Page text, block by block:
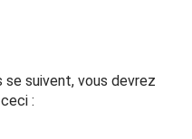
suivent, vous devrez
: